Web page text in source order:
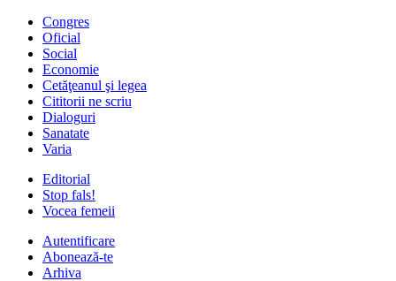
Congres
Oficial
Social
Economie
Cetăţeanul şi legea
Cititorii ne scriu
Dialoguri
Sanatate
Varia
Editorial
Stop fals!
Vocea femeii
Autentificare
Abonează-te
Arhiva